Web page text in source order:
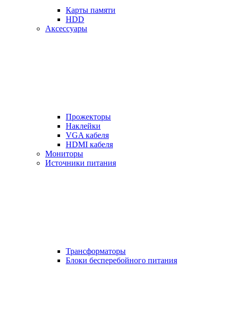
Карты памяти
HDD
Аксессуары
Прожекторы
Наклейки
VGA кабеля
HDMI кабеля
Мониторы
Источники питания
Трансформаторы
Блоки бесперебойного питания